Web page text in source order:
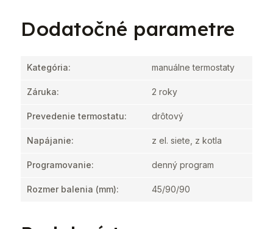
Dodatočné parametre
Kategória: manuálne termostaty
Záruka: 2 roky
Prevedenie termostatu: drôtový
Napájanie: z el. siete, z kotla
Programovanie: denný program
Rozmer balenia (mm): 45/90/90